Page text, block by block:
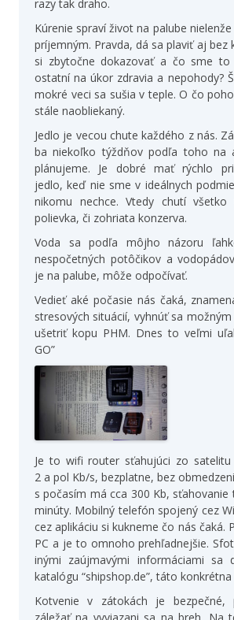
razy tak draho.
Kúrenie spraví život na palube
príjemným. Pravda, dá sa plaviť aj bez
si zbytočne dokazovať a čo sme to
ostatní na úkor zdravia a nepohody?
mokré veci sa sušia v teple. O čo
stále naobliekaný.
Jedlo je vecou chute každého z nás.
ba niekoľko týždňov podľa toho na
plánujeme. Je dobré mať rýchlo
jedlo, keď nie sme v ideálnych
nikomu nechce. Vtedy chutí všetko
polievka, či zohriata konzerva.
Voda sa podľa môjho názoru
nespočetných potôčikov a
je na palube, môže odpočívať.
Vedieť aké počasie nás čaká,
stresových situácií, vyhnúť sa
ušetriť kopu PHM. Dnes to veľmi
GO”
Je to wifi router sťahujúci zo satelitu
2 a pol Kb/s, bezplatne, bez
s počasím má cca 300 Kb, sťahovanie
minúty. Mobilný telefón spojený cez
cez aplikáciu si kukneme čo nás čaká.
PC a je to omnoho prehľadnejšie.
inými zaújmavými informáciami sa
katalógu “shipshop.de”, táto
Kotvenie v zátokách je bezpečné,